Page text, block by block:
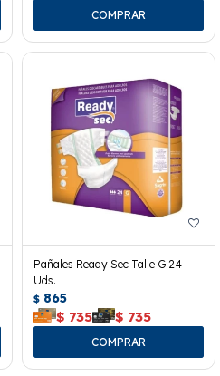
Pañales Ready Sec Talle G 24
Uds.
$ 865
$ 735 $ 735